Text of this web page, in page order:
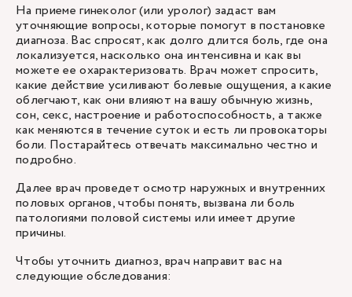
На приеме гинеколог (или уролог) задаст вам
уточняющие вопросы, которые помогут в постановке
диагноза. Вас спросят, как долго длится боль, где она
локализуется, насколько она интенсивна и как вы
можете ее охарактеризовать. Врач может спросить,
какие действие усиливают болевые ощущения, а какие
облегчают, как они влияют на вашу обычную жизнь,
сон, секс, настроение и работоспособность, а также
как меняются в течение суток и есть ли провокаторы
боли. Постарайтесь отвечать максимально честно и
подробно.
Далее врач проведет осмотр наружных и внутренних
половых органов, чтобы понять, вызвана ли боль
патологиями половой системы или имеет другие
причины.
Чтобы уточнить диагноз, врач направит вас на
следующие обследования: